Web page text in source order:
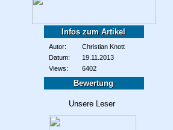
Infos zum Artikel
Autor:
Christian Knott
Datum:
19.11.2013
Views:
6402
Bewertung